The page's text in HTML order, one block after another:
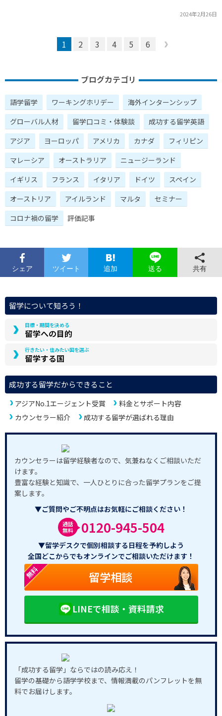
2024年2月26日
1 2 3 4 5 6
ブログカテゴリ
語学留学 ワーキングホリデー
海外インターンシップ
グローバル人材
留学口コミ・体験談
成功する留学英語
アジア
ヨーロッパ アメリカ カナダ
フィリピン
マレーシア
オーストラリア
ニュージーランド
イギリス
フランス イタリア ドイツ
スペイン
オーストリア
アイルランド マルタ
セミナー
コロナ禍の留学
評価記事
シェア ツイート 追加 送る 共有
留学について知ろう！
目標・期間を決める
留学への目的
行きたい・住みたい国を選ぶ
留学する国
成功する留学だからできること
アジアNo.1エージェント受賞
料金とサポート内容
カウンセラー紹介
成功する留学が選ばれる理由
カウンセラーは留学経験者なので、気兼ねなくご相談いただ
けます。
豊富な経験と知識で、一人ひとりに合った留学プランをご提
案します。
▼ご質問やご不明点はお気軽にご相談ください！
通話
無料
0120-945-504
▼留学デスクで個別相談する日程を予約しよう
全国どこからでもオンラインでご相談いただけます！
無料 留学相談
LINEで相談・資料請求
「成功する留学」ならではの読み応え！
留学の基礎から語学学校まで、情報満載のパンフレットを無
料でお届けします。